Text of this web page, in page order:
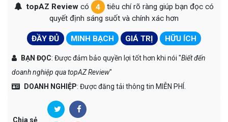
topAZ Reviewcó 4
tiêu chí rõ ràng giúp bạn đọc có
quyết định sáng suốt và chính xác hơn
ĐẦY ĐỦ MINH BẠCH GIÁ TRỊ HỮU ÍCH
BẠN ĐỌC: Được đảm bảo quyền lợi tốt hơn khi nói "Biết đến
doanh nghiệp qua topAZ Review"
DOANH NGHIỆP: Được đăng tải thông tin MIỄN PHÍ.
Chia sẻ